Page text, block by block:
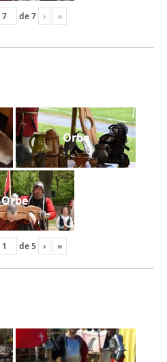
de7 › »
Orbe
Orbe
de5 › »